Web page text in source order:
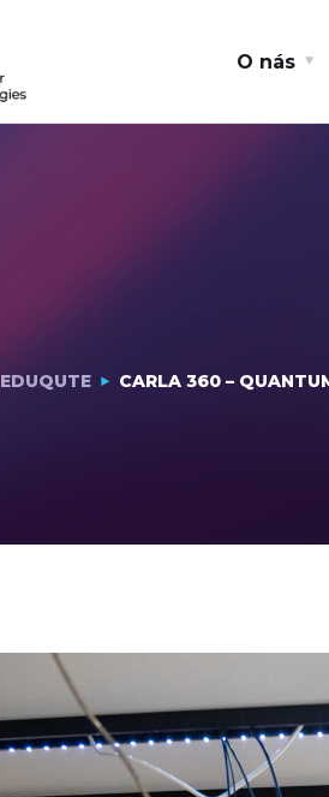
O nás
EDUQUTE CARLA 360 –